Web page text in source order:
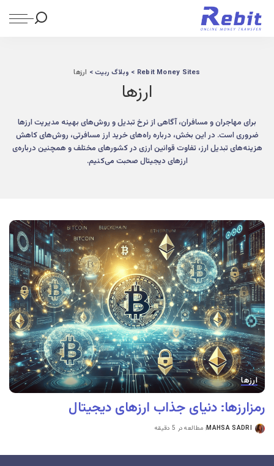
Rebit Money Sites
> وبلاگ ربیت> ارزها
ارزها
برای مهاجران و مسافران، آگاهی از نرخ تبدیل و روش‌های بهینه مدیریت ارزها
ضروری است. در این بخش، درباره راه‌های خرید ارز مسافرتی، روش‌های کاهش
هزینه‌های تبدیل ارز، تفاوت قوانین ارزی در کشورهای مختلف و همچنین درباره‌ی
ارزهای دیجیتال صحبت می‌کنیم.
ارزها
رمزارزها: دنیای جذاب ارزهای دیجیتال
MAHSA SADRI مطالعه در 5 دقیقه